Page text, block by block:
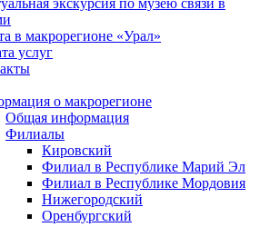
в макрорегионе «Урал»
услуг
о макрорегионе
Общая информация
Филиалы
Кировский
Филиал в Республике Марий Эл
Филиал в Республике Мордовия
Нижегородский
Оренбургский